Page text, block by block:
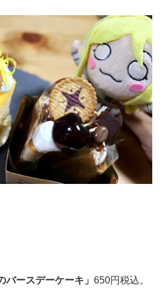
バースデーケーキ」 650円税込。